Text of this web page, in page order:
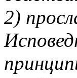
2)